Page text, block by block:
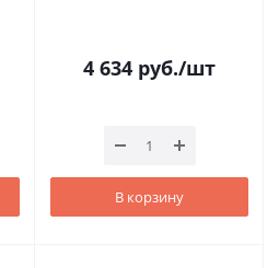
4 634 руб./шт
В корзину